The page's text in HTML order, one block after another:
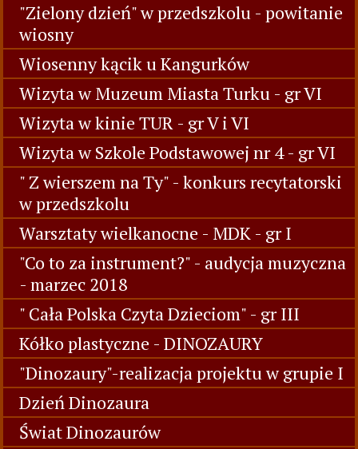
"Zielony dzień" w przedszkolu - powitanie
wiosny
Wiosenny kącik u Kangurków
Wizyta w Muzeum Miasta Turku - gr VI
Wizyta w kinie TUR - gr V i VI
Wizyta w Szkole Podstawowej nr 4 - gr VI
" Z wierszem na Ty" - konkurs recytatorski
w przedszkolu
Warsztaty wielkanocne - MDK - gr I
"Co to za instrument?" - audycja muzyczna
- marzec 2018
" Cała Polska Czyta Dzieciom" - gr III
Kółko plastyczne - DINOZAURY
"Dinozaury"-realizacja projektu w grupie I
Dzień Dinozaura
Świat Dinozaurów